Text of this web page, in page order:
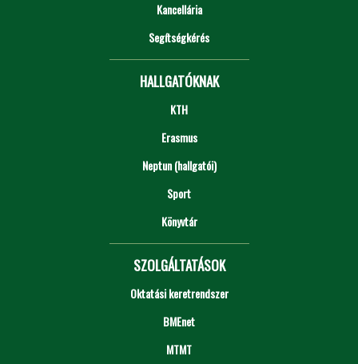
Kancellária
Segítségkérés
HALLGATÓKNAK
KTH
Erasmus
Neptun (hallgatói)
Sport
Könyvtár
SZOLGÁLTATÁSOK
Oktatási keretrendszer
BMEnet
MTMT